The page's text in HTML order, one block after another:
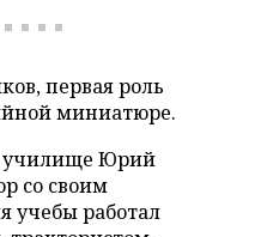
первая роль
миниатюре.
училище Юрий
со своим
учебы работал